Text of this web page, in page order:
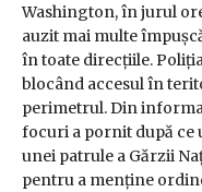
Washington, în jurul
auzit mai multe
în toate direcțiile.
blocând accesul în
perimetrul. Din
focuri a pornit după ce
unei patrule a Gărzii
pentru a menține